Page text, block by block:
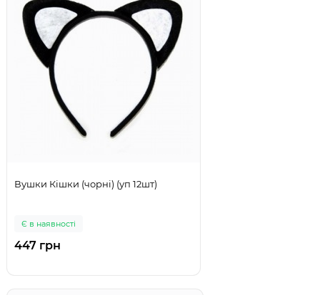
Вушки Кішки (чорні) (уп 12шт)
Є в наявності
447 грн